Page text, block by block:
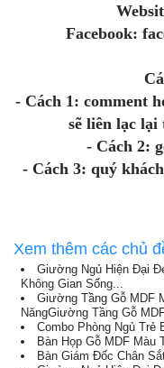
Facebook:
- Cách 1: comment
sẽ liên lạc
- Cách 2:
- Cách 3: quý
Xem thêm các chủ
Giường Ngủ Hiện Đại
Không Gian Sống...
Giường Tầng Gỗ MDF
NăngGiường Tầng Gỗ
Combo Phòng Ngủ
Bàn Họp Gỗ MDF Màu
Bàn Giám Đốc Chân